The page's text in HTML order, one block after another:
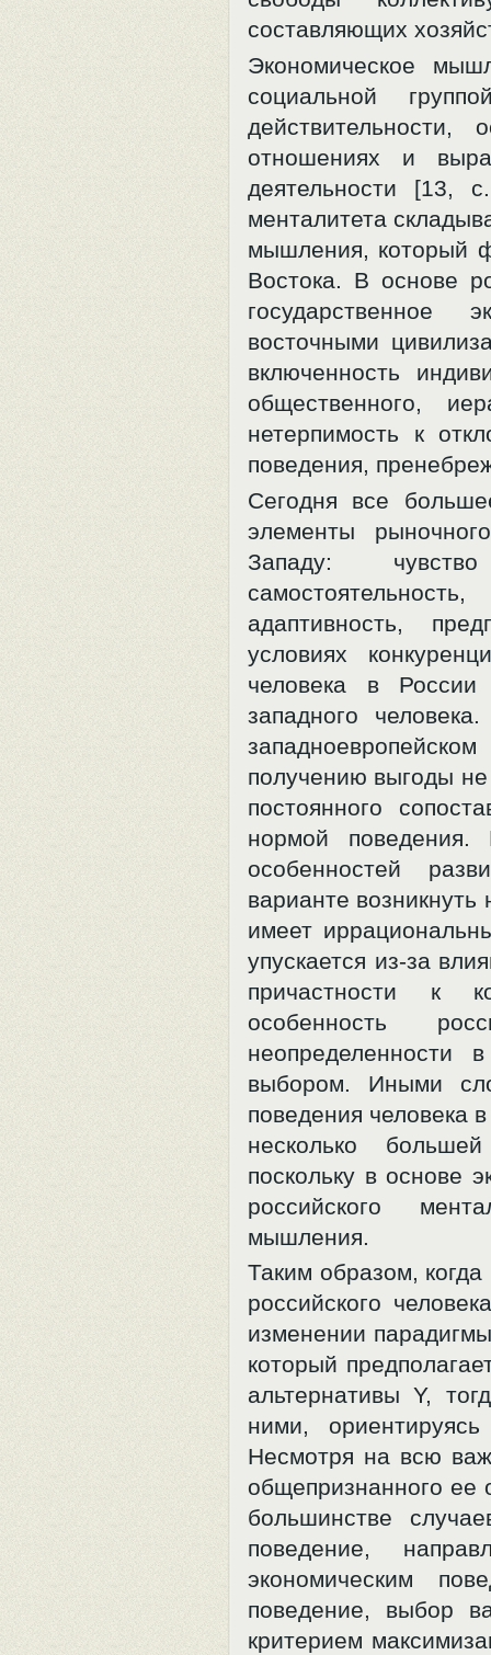
составляющих
Экономическое
социальной
действительности,
отношениях и
деятельности [13,
менталитета
мышления, который
Востока. В основе
государственное
восточными
включенность
общественного,
нетерпимость к
поведения,
Сегодня все
элементы
Западу:
адаптивность,
условиях
человека в России
западного
получению выгоды не
постоянного
нормой поведения.
особенностей
варианте
имеет
упускается из-за
причастности к
особенность
неопределенности
выбором. Иными
поведения человека
несколько
поскольку в основе
российского
мышления.
Таким образом,
российского
изменении
который
альтернативы Y,
ними,
Несмотря на всю
общепризнанного ее
большинстве
поведение,
экономическим
поведение, выбор
критерием